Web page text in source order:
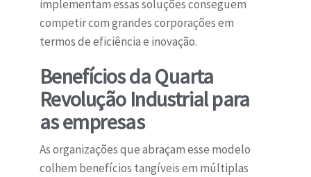
implementam essas soluções conseguem
competir com grandes corporações em
termos de eficiência e inovação.
Benefícios da Quarta
Revolução Industrial para
as empresas
As organizações que abraçam esse modelo
colhem benefícios tangíveis em múltiplas